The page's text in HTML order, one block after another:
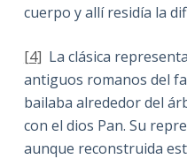
cuerpo y allí residía la
[4] La clásica
antiguos romanos del
bailaba alrededor del
con el dios Pan. Su
aunque reconstruida